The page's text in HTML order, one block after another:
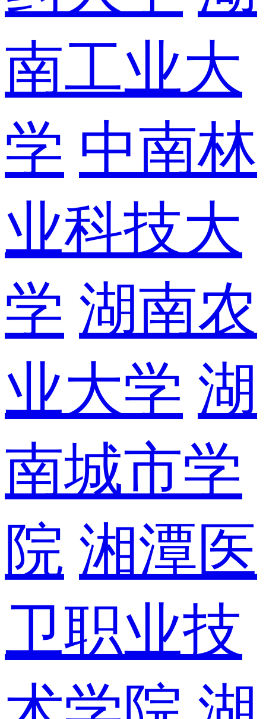
南工业大
学 中南林
业科技大
学 湖南农
业大学 湖
南城市学
院 湘潭医
卫职业技